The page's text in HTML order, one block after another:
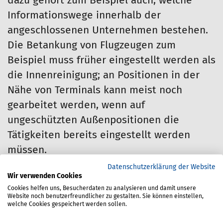
Informationswege innerhalb der
angeschlossenen Unternehmen bestehen.
Die Betankung von Flugzeugen zum
Beispiel muss früher eingestellt werden als
die Innenreinigung; an Positionen in der
Nähe von Terminals kann meist noch
gearbeitet werden, wenn auf
ungeschützten Außenpositionen die
Tätigkeiten bereits eingestellt werden
müssen.
Unterweisung und
praktische Trainingstipps
Datenschutzerklärung der Website
Wir verwenden Cookies
Cookies helfen uns, Besucherdaten zu analysieren und damit unsere
Website noch benutzerfreundlicher zu gestalten. Sie können einstellen,
welche Cookies gespeichert werden sollen.